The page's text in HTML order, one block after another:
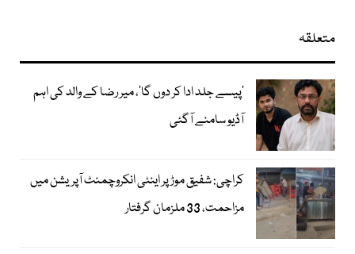
متعلقہ
’پیسے جلد ادا کر دوں گا‘، میر رضا کے والد کی اہم
آڈیو سامنے آگئی
کراچی: شفیق موڑ پر اینٹی انکروچمنٹ آپریشن میں
مزاحمت، 33 ملزمان گرفتار